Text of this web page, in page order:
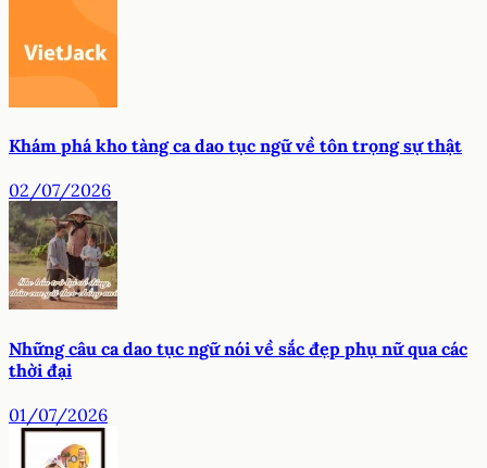
Khám phá kho tàng ca dao tục ngữ về tôn trọng sự thật
02/07/2026
Những câu ca dao tục ngữ nói về sắc đẹp phụ nữ qua các
thời đại
01/07/2026